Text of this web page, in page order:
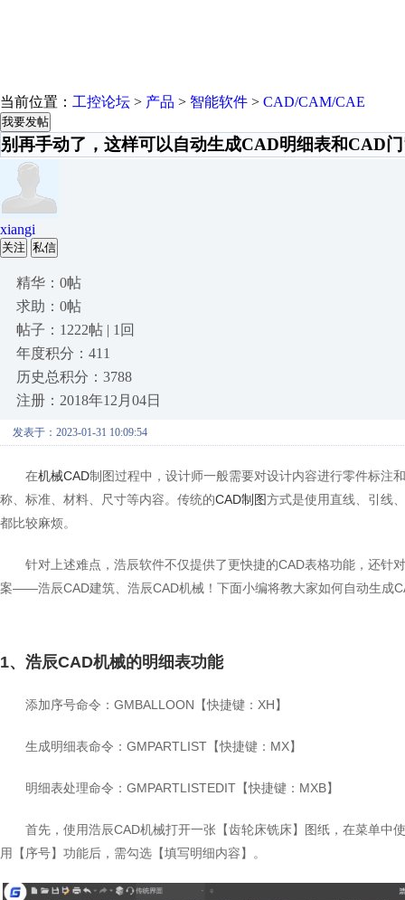
当前位置： 工控论坛 > 产品 > 智能软件 > CAD/CAM/CAE
我要发帖
别再手动了，这样可以自动生成CAD明细表和CAD
xiangi
关注 私信
精华：0帖
求助：0帖
帖子：1222帖 | 1回
年度积分：411
历史总积分：3788
注册：2018年12月04日
发表于：2023-01-31 10:09:54
在机械CAD制图过程中，设计师一般需要对设计内容进行零件标注
称、标准、材料、尺寸等内容。传统的CAD制图方式是使用直线、引线
都比较麻烦。
针对上述难点，浩辰软件不仅提供了更快捷的CAD表格功能，还针
案——浩辰CAD建筑、浩辰CAD机械！下面小编将教大家如何自动生成
1、浩辰CAD机械的明细表功能
添加序号命令：GMBALLOON【快捷键：XH】
生成明细表命令：GMPARTLIST【快捷键：MX】
明细表处理命令：GMPARTLISTEDIT【快捷键：MXB】
首先，使用浩辰CAD机械打开一张【齿轮床铣床】图纸，在菜单
用【序号】功能后，需勾选【填写明细内容】。